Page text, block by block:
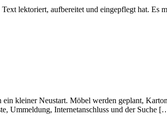
lektoriert, aufbereitet und eingepflegt hat. Es
kleiner Neustart. Möbel werden geplant,
Ummeldung, Internetanschluss und der Suche